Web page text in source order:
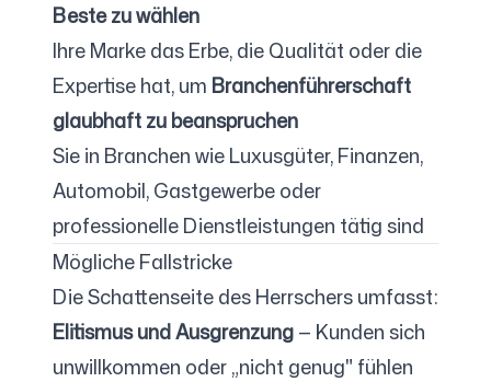
Beste zu wählen
Ihre Marke das Erbe, die Qualität oder die
Expertise hat, um Branchenführerschaft
glaubhaft zu beanspruchen
Sie in Branchen wie Luxusgüter, Finanzen,
Automobil, Gastgewerbe oder
professionelle Dienstleistungen tätig sind
Mögliche Fallstricke
Die Schattenseite des Herrschers umfasst:
Elitismus und Ausgrenzung— Kunden sich
unwillkommen oder „nicht genug" fühlen